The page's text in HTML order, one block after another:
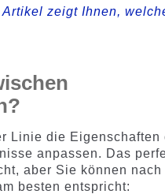
zeigt Ihnen,
Linie die Eigenschaften
anpassen. Das
aber Sie können nach
besten entspricht: